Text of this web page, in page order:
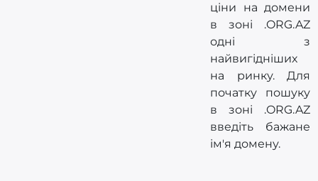
ціни на домени
в зоні .ORG.AZ
одні з
найвигідніших
на ринку. Для
початку пошуку
в зоні .ORG.AZ
введіть бажане
ім'я домену.